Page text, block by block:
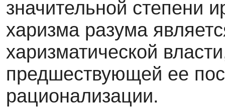
значительной степени
харизма разума
харизматической
предшествующей ее
рационализации.